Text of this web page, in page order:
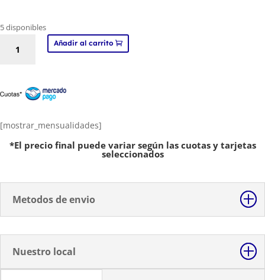
5 disponibles
Termoadhesivo
7MM
Añadir al carrito
[mostrar_mensualidades]
*El precio final puede variar según las cuotas y tarjetas
seleccionados
Metodos de envio
Nuestro local